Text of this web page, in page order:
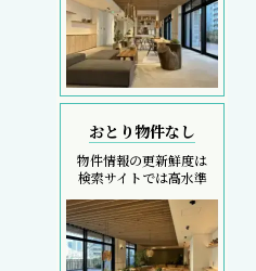
おとり物件なし
物件情報の更新鮮度は
検索サイトでは高水準